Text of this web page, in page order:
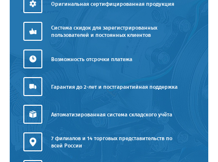
Оригинальная сертифицированная продукция
Система скидок для зарегистрированных
пользователей и постоянных клиентов
Возможность отсрочки платежа
Гарантия до 2-лет и постгарантийная поддержка
Автоматизированная система складского учёта
7 филиалов и 14 торговых представительств по
всей России